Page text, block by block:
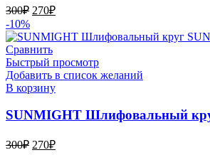
300₽ Первоначальная
составляла
300₽.
270₽Текущая
270₽.
-10%
Сравнить
Быстрый просмотр
Добавить в список желаний
В корзину
SUNMIGHT Шлифовальный
300₽ Первоначальная
270₽Текущая